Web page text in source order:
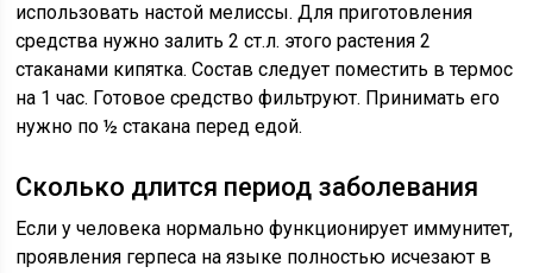
использовать настой мелиссы. Для приготовления
средства нужно залить 2 ст.л. этого растения 2
стаканами кипятка. Состав следует поместить в термос
на 1 час. Готовое средство фильтруют. Принимать его
нужно по ½ стакана перед едой.
Сколько длится период заболевания
Если у человека нормально функционирует иммунитет,
проявления герпеса на языке полностью исчезают в